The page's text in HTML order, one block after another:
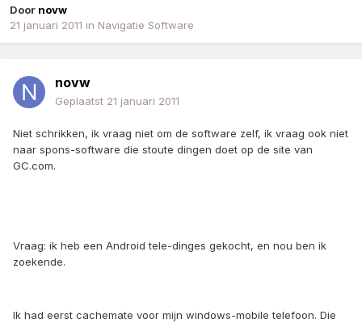
Door novw
21 januari 2011 in Navigatie Software
novw
Geplaatst 21 januari 2011
Niet schrikken, ik vraag niet om de software zelf, ik vraag ook niet
naar spons-software die stoute dingen doet op de site van
GC.com.
Vraag: ik heb een Android tele-dinges gekocht, en nou ben ik
zoekende.
Ik had eerst cachemate voor mijn windows-mobile telefoon. Die